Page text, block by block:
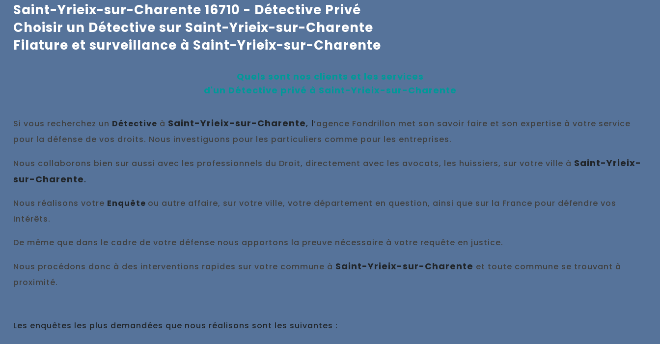
Saint-Yrieix-sur-Charente 16710 - Détective Privé
Choisir un Détective sur Saint-Yrieix-sur-Charente
Filature et surveillance à Saint-Yrieix-sur-Charente
Quels sont nos clients et les services
d'un Détective privé à Saint-Yrieix-sur-Charente
Si vous recherchez un Détective à Saint-Yrieix-sur-Charente, l’agence Fondrillon met son savoir faire et son expertise à votre service
pour la défense de vos droits. Nous investiguons pour les particuliers comme pour les entreprises.
Nous collaborons bien sur aussi avec les professionnels du Droit, directement avec les avocats, les huissiers, sur votre ville à Saint-Yrieix-
sur-Charente.
Nous réalisons votre Enquête ou autre affaire, sur votre ville, votre département en question, ainsi que sur la France pour défendre vos
intérêts.
De même que dans le cadre de votre défense nous apportons la preuve nécessaire à votre requête en justice.
Nous procédons donc à des interventions rapides sur votre commune à Saint-Yrieix-sur-Charente et toute commune se trouvant à
proximité.
Les enquêtes les plus demandées que nous réalisons sont les suivantes :